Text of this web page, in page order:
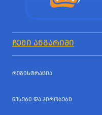
ᲩᲔᲛᲘ ᲐᲜᲒᲐᲠᲘᲨᲘ
ᲠᲔᲒᲘᲡᲢᲠᲐᲪᲘᲐ
ᲬᲔᲡᲔᲑᲘ ᲓᲐ ᲞᲘᲠᲝᲑᲔᲑᲘ